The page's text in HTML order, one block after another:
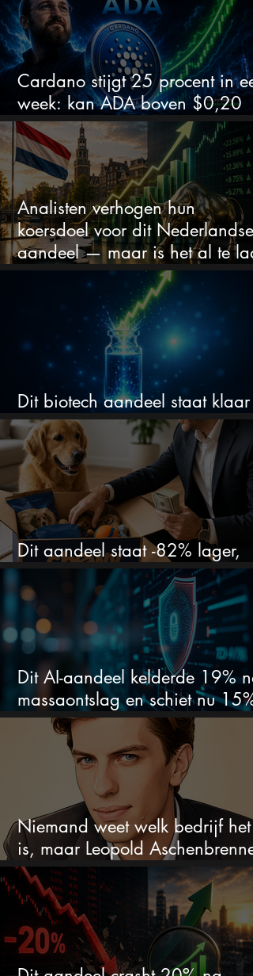
Cardano stijgt 25 procent in
week: kan ADA boven $0,20
blijven?
Analisten verhogen hun
koersdoel voor dit Nederlandse
aandeel — maar is het al te laat
om in te stappen?
Dit biotech aandeel staat klaar
voor een flinke rally
Dit aandeel staat -82% lager,
terwijl het bedrijf gewoon groeit
Dit AI-aandeel kelderde 19% na
massaontslag en schiet nu 15%
omhoog
Niemand weet welk bedrijf het
is, maar Leopold Aschenbrenner
zet er nu $500 miljoen op